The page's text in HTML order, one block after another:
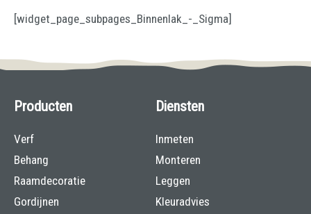
[widget_page_subpages_Binnenlak_-_Sigma]
Producten
Verf
Behang
Raamdecoratie
Gordijnen
Diensten
Inmeten
Monteren
Leggen
Kleuradvies